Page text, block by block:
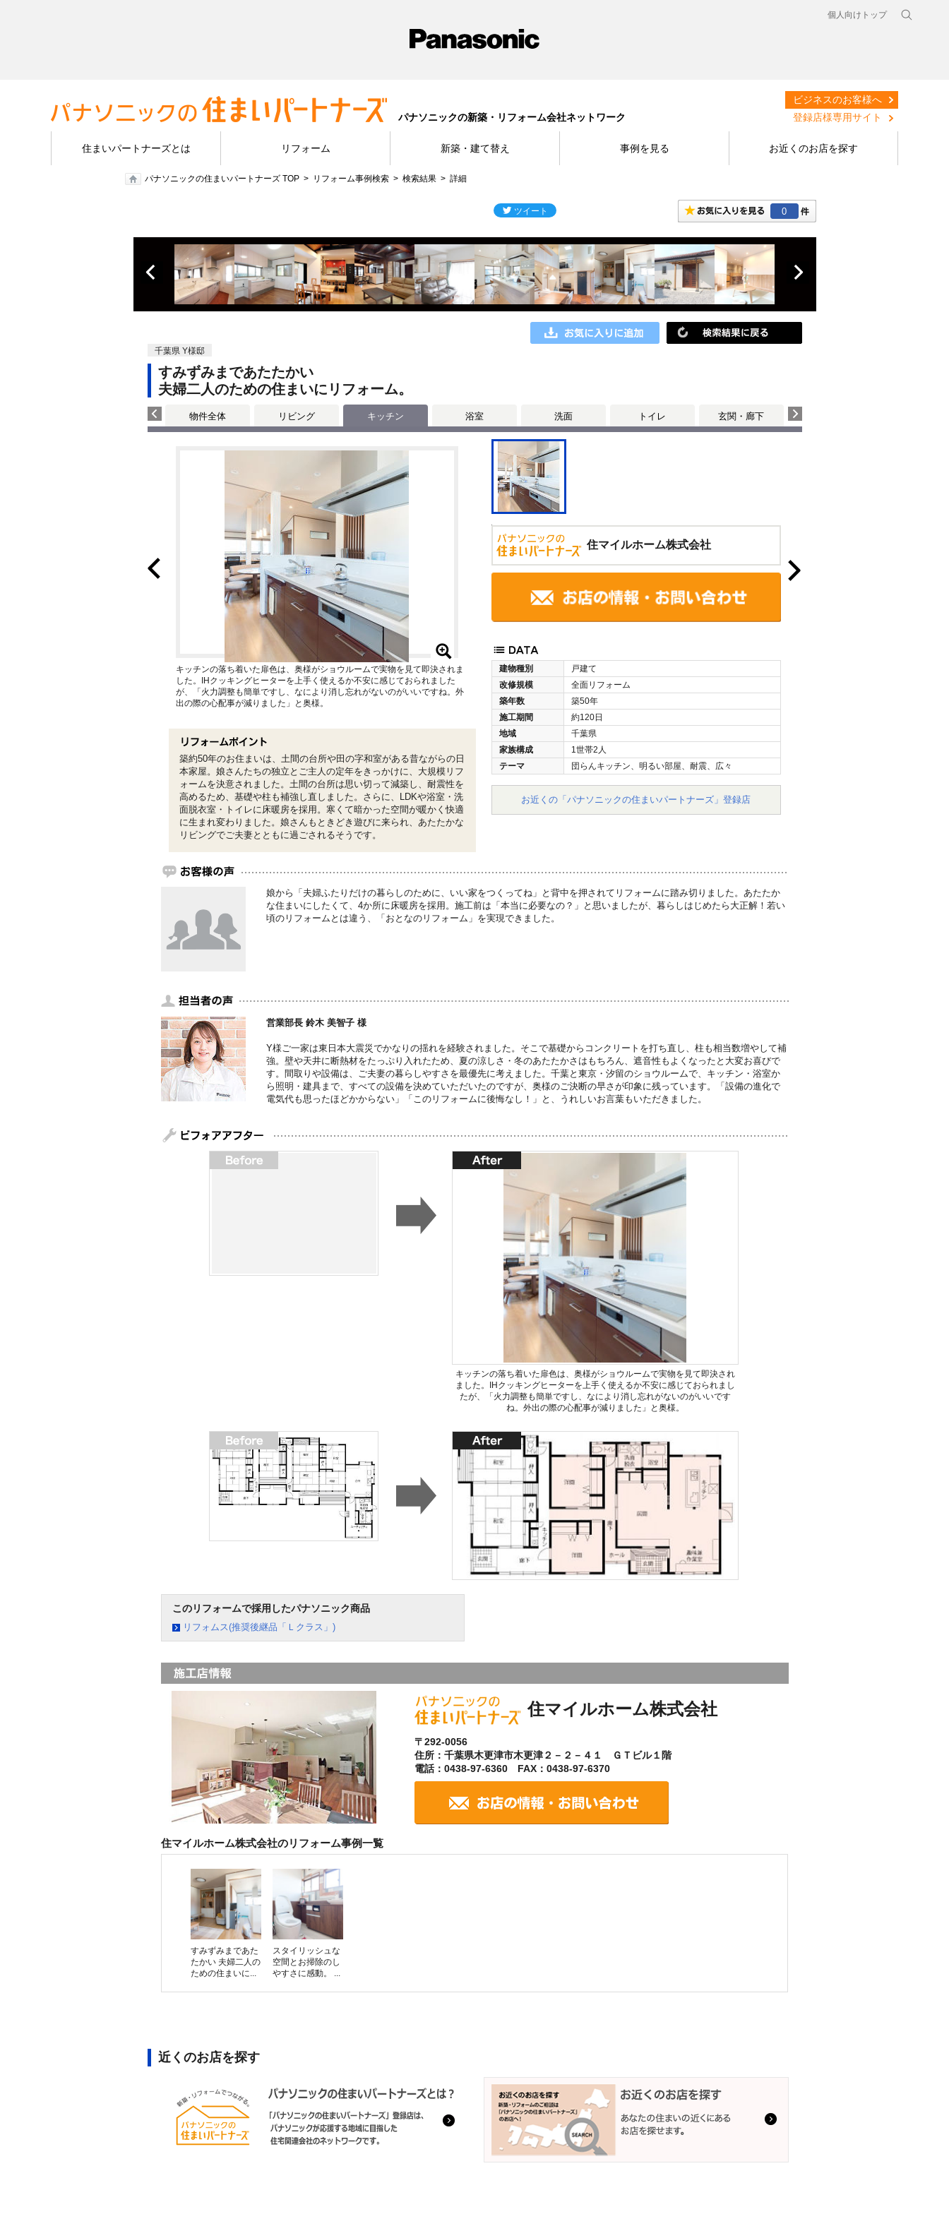
個人向けトップ
パナソニックの新築・リフォーム会社ネットワーク
ビジネスのお客様へ
登録店様専用サイト
住まいパートナーズとは リフォーム 新築・建て替え 事例を見る お近くのお店を探す
パナソニックの住まいパートナーズ TOP リフォーム事例検索 検索結果 詳細
0
千葉県 Y様邸
すみずみまであたたかい
夫婦二人のための住まいにリフォーム。
物件全体 リビング キッチン 浴室 洗面 トイレ 玄関・廊下
住マイルホーム株式会社
建物種別
戸建て
改修規模
全面リフォーム
築年数
築50年
施工期間
約120日
地域
千葉県
家族構成
1世帯2人
テーマ
団らんキッチン、明るい部屋、耐震、広々
お近くの「パナソニックの住まいパートナーズ」登録店
キッチンの落ち着いた扉色は、奥様がショウルームで実物を見て即決されま
した。IHクッキングヒーターを上手く使えるか不安に感じておられました
が、「火力調整も簡単ですし、なにより消し忘れがないのがいいですね。外
出の際の心配事が減りました」と奥様。
築約50年のお住まいは、土間の台所や田の字和室がある昔ながらの日
本家屋。娘さんたちの独立とご主人の定年をきっかけに、大規模リフ
ォームを決意されました。土間の台所は思い切って減築し、耐震性を
高めるため、基礎や柱も補強し直しました。さらに、LDKや浴室・洗
面脱衣室・トイレに床暖房を採用。寒くて暗かった空間が暖かく快適
に生まれ変わりました。娘さんもときどき遊びに来られ、あたたかな
リビングでご夫妻とともに過ごされるそうです。
娘から「夫婦ふたりだけの暮らしのために、いい家をつくってね」と背中を押されてリフォームに踏み切りました。あたたか
な住まいにしたくて、4か所に床暖房を採用。施工前は「本当に必要なの？」と思いましたが、暮らしはじめたら大正解！若い
頃のリフォームとは違う、「おとなのリフォーム」を実現できました。
営業部長 鈴木 美智子 様
Y様ご一家は東日本大震災でかなりの揺れを経験されました。そこで基礎からコンクリートを打ち直し、柱も相当数増やして補
強。壁や天井に断熱材をたっぷり入れたため、夏の涼しさ・冬のあたたかさはもちろん、遮音性もよくなったと大変お喜びで
す。間取りや設備は、ご夫妻の暮らしやすさを最優先に考えました。千葉と東京・汐留のショウルームで、キッチン・浴室か
ら照明・建具まで、すべての設備を決めていただいたのですが、奥様のご決断の早さが印象に残っています。「設備の進化で
電気代も思ったほどかからない」「このリフォームに後悔なし！」と、うれしいお言葉もいただきました。
キッチンの落ち着いた扉色は、奥様がショウルームで実物を見て即決され
ました。IHクッキングヒーターを上手く使えるか不安に感じておられまし
たが、「火力調整も簡単ですし、なにより消し忘れがないのがいいです
ね。外出の際の心配事が減りました」と奥様。
このリフォームで採用したパナソニック商品
リフォムス(推奨後継品「Ｌクラス」)
住マイルホーム株式会社
〒292-0056
住所：千葉県木更津市木更津２－２－４１ ＧＴビル１階
電話：0438-97-6360 FAX：0438-97-6370
住マイルホーム株式会社のリフォーム事例一覧
すみずみまであた
たかい 夫婦二人の
ための住まいに...
スタイリッシュな
空間とお掃除のし
やすさに感動。 ...
近くのお店を探す